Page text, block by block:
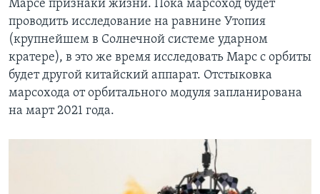
Марсе признаки жизни. Пока марсоход будет
проводить исследование на равнине Утопия
(крупнейшем в Солнечной системе ударном
кратере), в это же время исследовать Марс с орбиты
будет другой китайский аппарат. Отстыковка
марсохода от орбитального модуля запланирована
на март 2021 года.